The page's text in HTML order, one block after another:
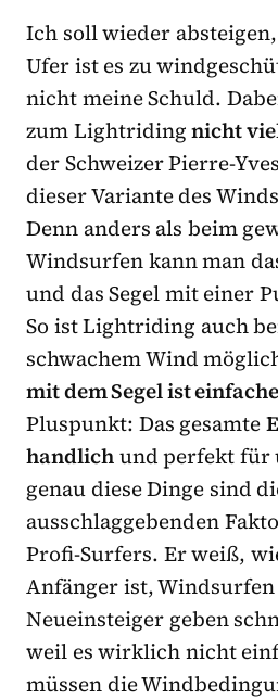
Ich soll wieder
Ufer ist es zu
nicht meine Schuld.
zum Lightridingnicht
der Schweizer Pierre-
dieser Variante des
Denn anders als beim
Windsurfen kann man
und das Segel mit einer
So ist Lightriding auch
schwachem Wind
mit dem Segel ist
Pluspunkt: Das gesamte
handlichund perfekt für
genau diese Dinge sind
ausschlaggebenden
Profi-Surfers. Er weiß,
Anfänger ist,
Neueinsteiger geben
weil es wirklich nicht
müssen die